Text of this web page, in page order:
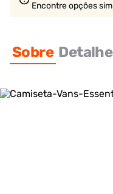
Encontre opções
Sobre